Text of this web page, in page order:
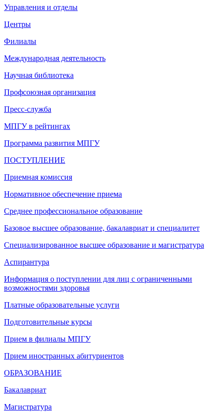
Управления и отделы
Центры
Филиалы
Международная деятельность
Научная библиотека
Профсоюзная организация
Пресс-служба
МПГУ в рейтингах
Программа развития МПГУ
ПОСТУПЛЕНИЕ
Приемная комиссия
Нормативное обеспечение приема
Среднее профессиональное образование
Базовое высшее образование, бакалавриат и специалитет
Специализированное высшее образование и магистратура
Аспирантура
Информация о поступлении для лиц с ограниченными
возможностями здоровья
Платные образовательные услуги
Подготовительные курсы
Прием в филиалы МПГУ
Прием иностранных абитуриентов
ОБРАЗОВАНИЕ
Бакалавриат
Магистратура